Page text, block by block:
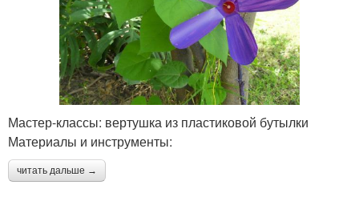
Мастер-классы: вертушка из пластиковой бутылки
Материалы и инструменты:
читать дальше →